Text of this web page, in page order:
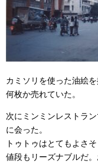
カミソリを使った油絵
何枚か売れていた。
次にミンミンレストラ
に会った。
トゥトゥはとてもよさ
値段もリーズナブルだ。